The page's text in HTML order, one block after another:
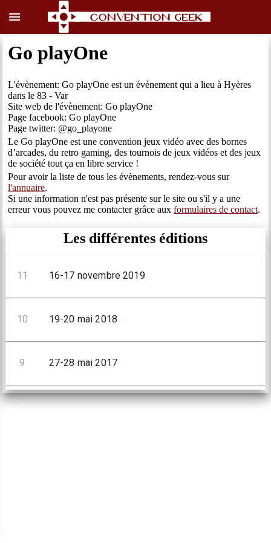
menu
Go playOne
L'évènement: Go playOne est un évènement qui a lieu à Hyères
dans le 83 - Var
Site web de l'évènement: Go playOne
Page facebook: Go playOne
Page twitter: @go_playone
Le Go playOne est une convention jeux vidéo avec des bornes
d’arcades, du retro gaming, des tournois de jeux vidéos et des jeux
de société tout ça en libre service !
Pour avoir la liste de tous les évènements, rendez-vous sur
l'annuaire.
Si une information n'est pas présente sur le site ou s'il y a une
erreur vous pouvez me contacter grâce auxformulaires de contact.
Les différentes éditions
11 16-17 novembre 2019
10 19-20 mai 2018
9 27-28 mai 2017